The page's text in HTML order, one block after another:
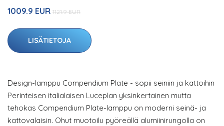
1009.9 EUR 1121.9 EUR
LISÄTIETOJA
Design-lamppu Compendium Plate - sopii seiniin ja kattoihin
Perinteisen italialaisen Luceplan yksinkertainen mutta
tehokas Compendium Plate-lamppu on moderni seinä- ja
kattovalaisin. Ohut muotoilu pyöreällä alumiinirungolla on